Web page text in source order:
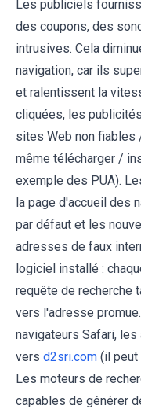
Les publiciels
des coupons, des
intrusives. Cela
navigation, car ils
et ralentissent la
cliquées, les
sites Web non fiables
même télécharger /
exemple des PUA).
la page d'accueil des
par défaut et les
adresses de faux
logiciel installé :
requête de recherche
vers l'adresse
navigateurs Safari,
vers d2sri.com (il peut
Les moteurs de
capables de générer